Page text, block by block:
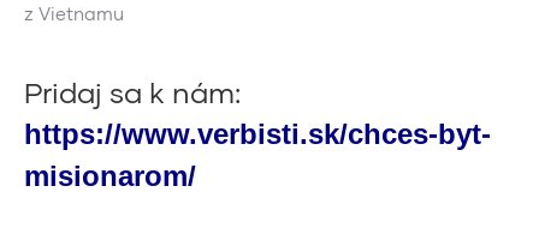
z Vietnamu
Pridaj sa k nám:
https://www.verbisti.sk/chces-byt-
misionarom/